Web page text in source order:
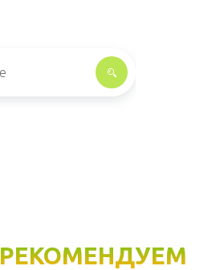
РЕКОМЕНДУЕМ